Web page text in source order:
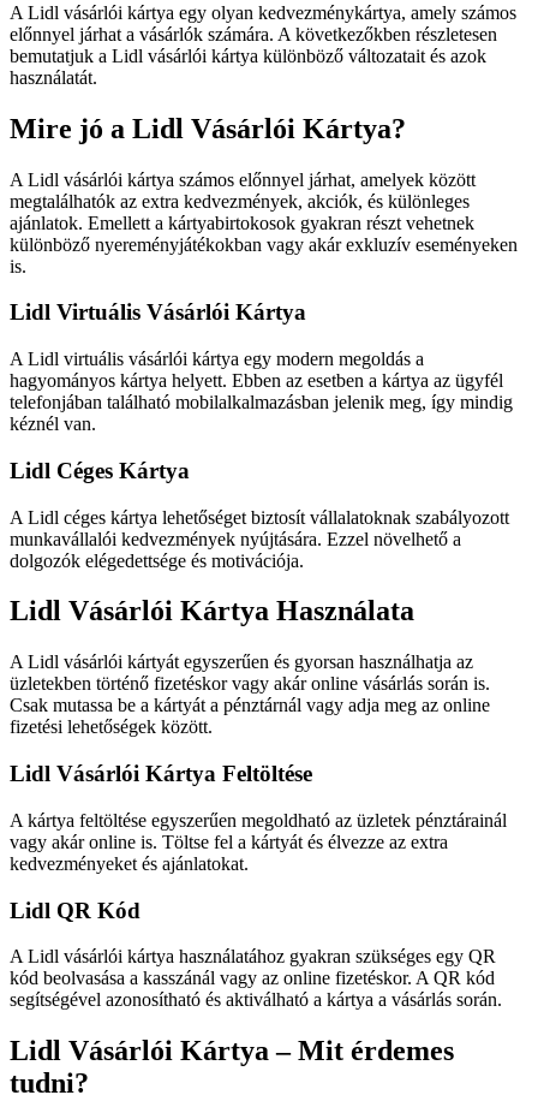
A Lidl vásárlói kártya egy olyan kedvezménykártya, amely számos
előnnyel járhat a vásárlók számára. A következőkben részletesen
bemutatjuk a Lidl vásárlói kártya különböző változatait és azok
használatát.
Mire jó a Lidl Vásárlói Kártya?
A Lidl vásárlói kártya számos előnnyel járhat, amelyek között
megtalálhatók az extra kedvezmények, akciók, és különleges
ajánlatok. Emellett a kártyabirtokosok gyakran részt vehetnek
különböző nyereményjátékokban vagy akár exkluzív eseményeken
is.
Lidl Virtuális Vásárlói Kártya
A Lidl virtuális vásárlói kártya egy modern megoldás a
hagyományos kártya helyett. Ebben az esetben a kártya az ügyfél
telefonjában található mobilalkalmazásban jelenik meg, így mindig
kéznél van.
Lidl Céges Kártya
A Lidl céges kártya lehetőséget biztosít vállalatoknak szabályozott
munkavállalói kedvezmények nyújtására. Ezzel növelhető a
dolgozók elégedettsége és motivációja.
Lidl Vásárlói Kártya Használata
A Lidl vásárlói kártyát egyszerűen és gyorsan használhatja az
üzletekben történő fizetéskor vagy akár online vásárlás során is.
Csak mutassa be a kártyát a pénztárnál vagy adja meg az online
fizetési lehetőségek között.
Lidl Vásárlói Kártya Feltöltése
A kártya feltöltése egyszerűen megoldható az üzletek pénztárainál
vagy akár online is. Töltse fel a kártyát és élvezze az extra
kedvezményeket és ajánlatokat.
Lidl QR Kód
A Lidl vásárlói kártya használatához gyakran szükséges egy QR
kód beolvasása a kasszánál vagy az online fizetéskor. A QR kód
segítségével azonosítható és aktiválható a kártya a vásárlás során.
Lidl Vásárlói Kártya – Mit érdemes
tudni?